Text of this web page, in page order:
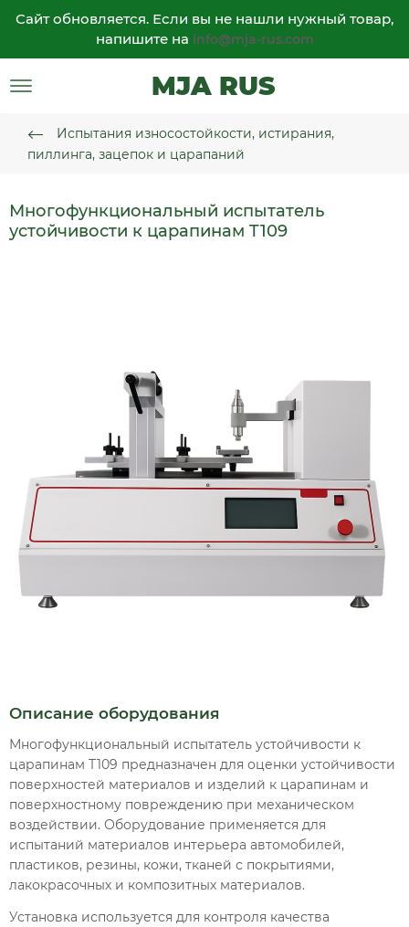
Сайт обновляется. Если вы не нашли нужный товар,
напишите на info@mja-rus.com
MJA RUS
Испытания износостойкости, истирания,
пиллинга, зацепок и царапаний
Многофункциональный испытатель
устойчивости к царапинам T109
Описание оборудования
Многофункциональный испытатель устойчивости к
царапинам T109 предназначен для оценки устойчивости
поверхностей материалов и изделий к царапинам и
поверхностному повреждению при механическом
воздействии. Оборудование применяется для
испытаний материалов интерьера автомобилей,
пластиков, резины, кожи, тканей с покрытиями,
лакокрасочных и композитных материалов.
Установка используется для контроля качества